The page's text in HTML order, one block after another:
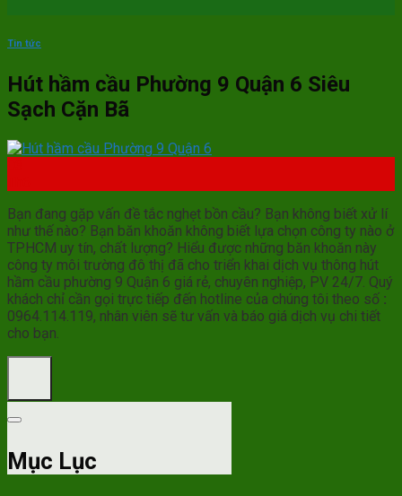
Tin tức
Hút hầm cầu Phường 9 Quận 6 Siêu
Sạch Cặn Bã
Bạn đang gặp vấn đề tắc nghẹt bồn cầu? Bạn không biết xử lí
như thế nào? Bạn băn khoăn không biết lựa chọn công ty nào ở
TPHCM uy tín, chất lượng? Hiểu được những băn khoăn này
công ty môi trường đô thị đã cho triển khai dịch vụ thông hút
hầm cầu phường 9 Quận 6 giá rẻ, chuyên nghiệp, PV 24/7. Quý
khách chỉ cần gọi trực tiếp đến hotline của chúng tôi theo số :
0964.114.119, nhân viên sẽ tư vấn và báo giá dịch vụ chi tiết
cho bạn.
Mục Lục